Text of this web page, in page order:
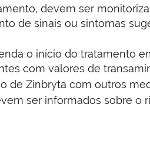
devem ser
de sinais ou sintomas
o início do tratamento
com valores de
de Zinbryta com outros
ser informados sobre o